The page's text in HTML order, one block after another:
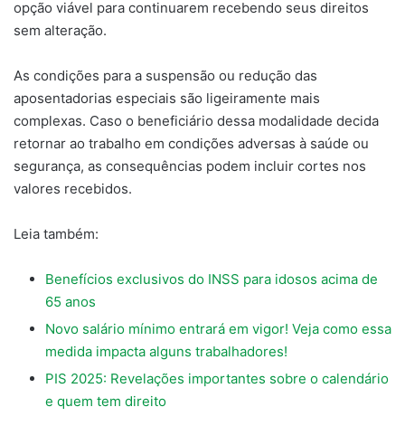
opção viável para continuarem recebendo seus direitos
sem alteração.
As condições para a suspensão ou redução das
aposentadorias especiais são ligeiramente mais
complexas. Caso o beneficiário dessa modalidade decida
retornar ao trabalho em condições adversas à saúde ou
segurança, as consequências podem incluir cortes nos
valores recebidos.
Leia também:
Benefícios exclusivos do INSS para idosos acima de
65 anos
Novo salário mínimo entrará em vigor! Veja como essa
medida impacta alguns trabalhadores!
PIS 2025: Revelações importantes sobre o calendário
e quem tem direito